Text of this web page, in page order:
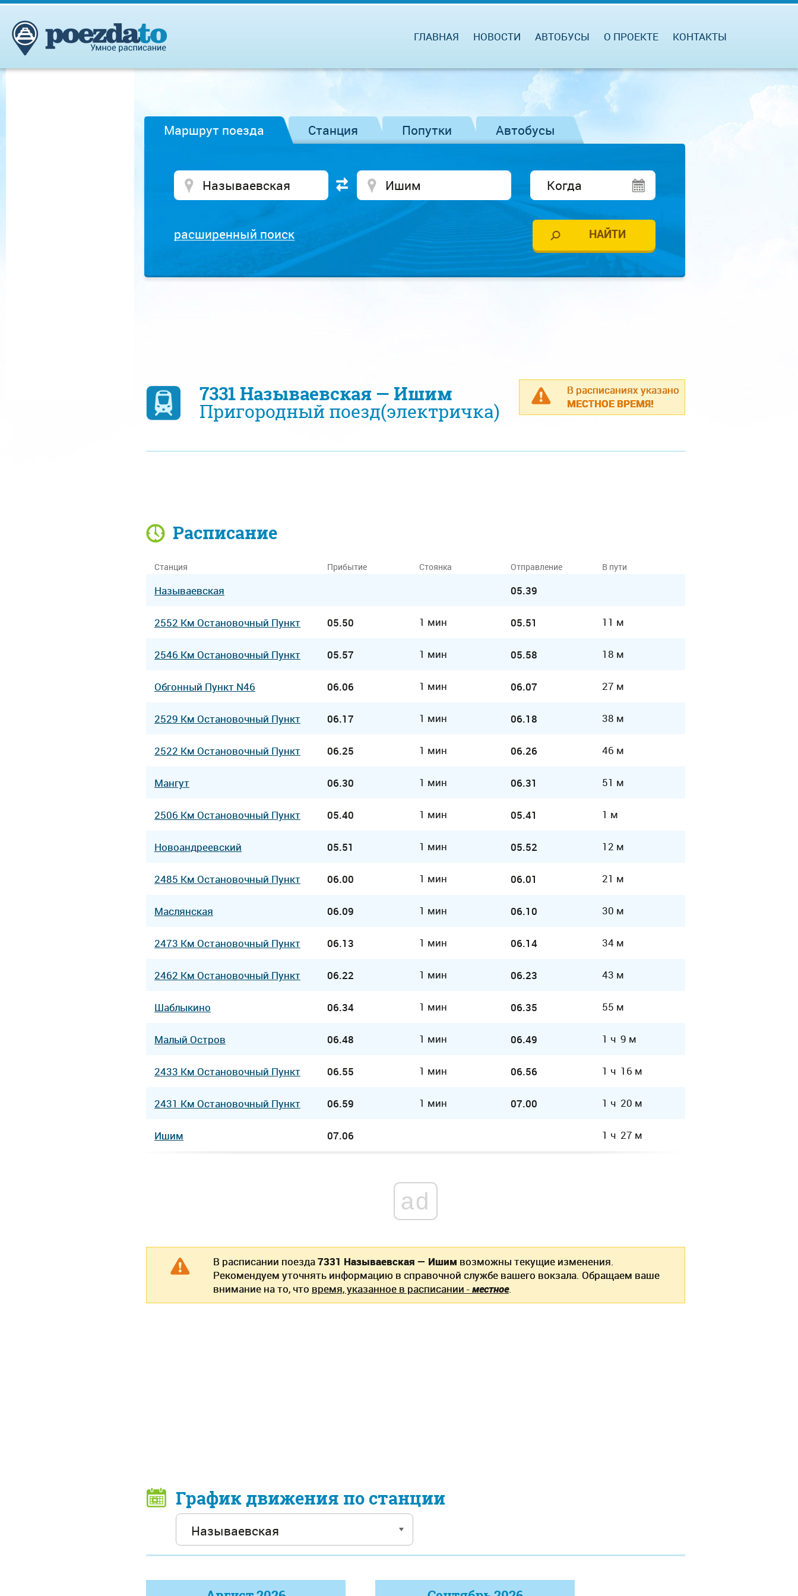
ГЛАВНАЯ НОВОСТИ АВТОБУСЫ О ПРОЕКТЕ КОНТАКТЫ
Маршрут поезда Станция Попутки Автобусы
расширенный поиск
В расписаниях указано
МЕСТНОЕ ВРЕМЯ!
7331 Называевская — Ишим
Пригородный поезд(электричка)
Расписание
Станция Прибытие Стоянка Отправление В пути
Называевская 05.39
2552 Км Остановочный Пункт 05.50 1 мин 05.51 11 м
2546 Км Остановочный Пункт 05.57 1 мин 05.58 18 м
Обгонный Пункт N46 06.06 1 мин 06.07 27 м
2529 Км Остановочный Пункт 06.17 1 мин 06.18 38 м
2522 Км Остановочный Пункт 06.25 1 мин 06.26 46 м
Мангут 06.30 1 мин 06.31 51 м
2506 Км Остановочный Пункт 05.40 1 мин 05.41 1 м
Новоандреевский 05.51 1 мин 05.52 12 м
2485 Км Остановочный Пункт 06.00 1 мин 06.01 21 м
Маслянская 06.09 1 мин 06.10 30 м
2473 Км Остановочный Пункт 06.13 1 мин 06.14 34 м
2462 Км Остановочный Пункт 06.22 1 мин 06.23 43 м
Шаблыкино 06.34 1 мин 06.35 55 м
Малый Остров 06.48 1 мин 06.49 1 ч 9 м
2433 Км Остановочный Пункт 06.55 1 мин 06.56 1 ч 16 м
2431 Км Остановочный Пункт 06.59 1 мин 07.00 1 ч 20 м
Ишим 07.06 1 ч 27 м
ad
В расписании поезда7331 Называевская — Ишим возможны текущие изменения.
Рекомендуем уточнять информацию в справочной службе вашего вокзала. Обращаем ваше
внимание на то, что время, указанное в расписании -местное.
График движения по станции